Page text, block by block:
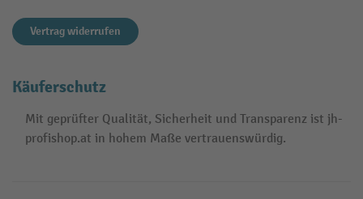
Vertrag widerrufen
Käuferschutz
Mit geprüfter Qualität, Sicherheit und Transparenz ist jh-
profishop.at in hohem Maße vertrauenswürdig.